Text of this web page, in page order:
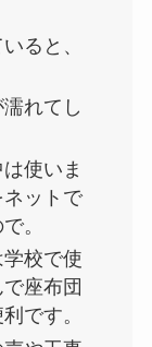
ると、
れてし
は使いま
ットで
。
学校で使
座布団
です。